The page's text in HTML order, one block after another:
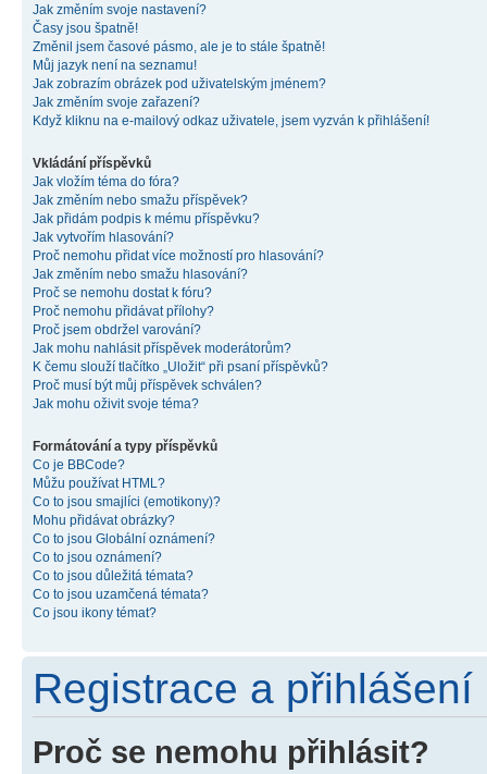
Jak změním svoje nastavení?
Časy jsou špatně!
Změnil jsem časové pásmo, ale je to stále špatně!
Můj jazyk není na seznamu!
Jak zobrazím obrázek pod uživatelským jménem?
Jak změním svoje zařazení?
Když kliknu na e-mailový odkaz uživatele, jsem vyzván k přihlášení!
Vkládání příspěvků
Jak vložím téma do fóra?
Jak změním nebo smažu příspěvek?
Jak přidám podpis k mému příspěvku?
Jak vytvořím hlasování?
Proč nemohu přidat více možností pro hlasování?
Jak změním nebo smažu hlasování?
Proč se nemohu dostat k fóru?
Proč nemohu přidávat přílohy?
Proč jsem obdržel varování?
Jak mohu nahlásit příspěvek moderátorům?
K čemu slouží tlačítko „Uložit“ při psaní příspěvků?
Proč musí být můj příspěvek schválen?
Jak mohu oživit svoje téma?
Formátování a typy příspěvků
Co je BBCode?
Můžu používat HTML?
Co to jsou smajlíci (emotikony)?
Mohu přidávat obrázky?
Co to jsou Globální oznámení?
Co to jsou oznámení?
Co to jsou důležitá témata?
Co to jsou uzamčená témata?
Co jsou ikony témat?
Registrace a přihlášení
Proč se nemohu přihlásit?